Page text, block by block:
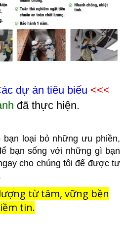
dự án tiêu biểu <<<
đã thực hiện.
bạn loại bỏ những ưu phiền,
bạn sống với những gì bạn
cho chúng tôi để được tư
từ tâm, vững bền
tin.